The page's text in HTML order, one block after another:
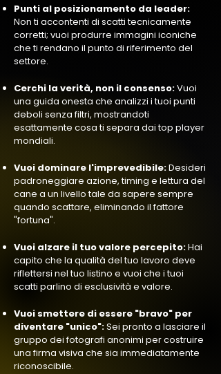
Punti al posizionamento da leader:
Non ti accontenti di scatti tecnicamente
corretti; vuoi produrre immagini iconiche
che ti rendano il punto di riferimento del
settore.
Cerchi la verità, non il consenso:Vuoi
una guida onesta che analizzi i tuoi punti
deboli senza filtri, mostrandoti
esattamente cosa ti separa dai top player
mondiali.
Vuoi dominare l'imprevedibile:Desideri
padroneggiare azione, timing e lettura del
cane a un livello tale da sapere sempre
quando scattare, eliminando il fattore
"fortuna".
Vuoi alzare il tuo valore percepito:Hai
capito che la qualità del tuo lavoro deve
riflettersi nel tuo listino e vuoi che i tuoi
scatti parlino di esclusività e valore.
Vuoi smettere di essere "bravo" per
diventare "unico":Sei pronto a lasciare il
gruppo dei fotografi anonimi per costruire
una firma visiva che sia immediatamente
riconoscibile.